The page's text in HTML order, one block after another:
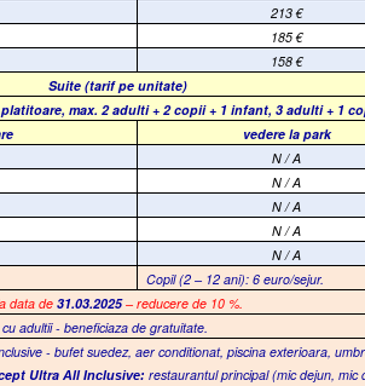
213€
185€
158€
Suite (tarif pe unitate)
max. 2 adulti + 2 copii + 1 infant, 3 adulti + 1
vedere la park
N / A
N / A
N / A
N / A
N / A
Copil (2 – 12 ani): 6 euro/sejur.
data de31.03.2025– reducere de 10 %.
adultii - beneficiaza de gratuitate.
- bufet suedez, aer conditionat, piscina exterioara,
UltraAll Inclusive: restaurantul principal (mic dejun, mic